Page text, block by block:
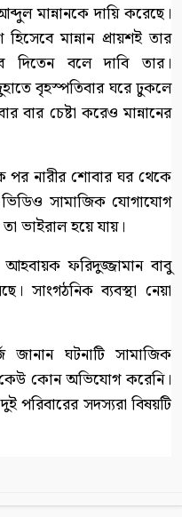
মান্নানকে দায়ি করেছে।
মান্নান প্রায়শই তার
দিতেন বলে দাবি তার।
বৃহস্পতিবার ঘরে ঢুকলে
বার চেষ্টা করেও মান্নানের
পর নারীর শোবার ঘর থেকে
সামাজিক যোগাযোগ
ভাইরাল হয়ে যায়।
ফরিদুজ্জামান বাবু
সাংগঠনিক ব্যবস্থা নেয়া
জানান ঘটনাটি সামাজিক
কোন অভিযোগ করেনি।
পরিবারের সদস্যরা বিষয়টি